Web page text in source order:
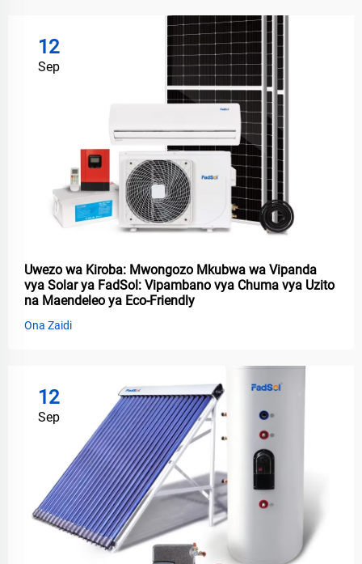
12
Sep
Uwezo wa Kiroba: Mwongozo Mkubwa wa Vipanda
vya Solar ya FadSol: Vipambano vya Chuma vya Uzito
na Maendeleo ya Eco-Friendly
Ona Zaidi
12
Sep